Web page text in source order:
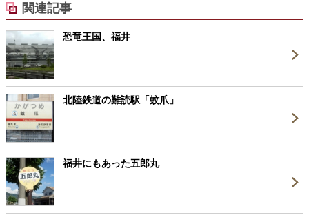
関連記事
恐竜王国、福井
北陸鉄道の難読駅「蚊爪」
福井にもあった五郎丸